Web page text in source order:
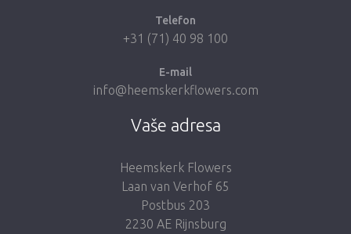
Telefon
+31 (71) 40 98 100
E-mail
info@heemskerkflowers.com
Vaše adresa
Heemskerk Flowers
Laan van Verhof 65
Postbus 203
2230 AE Rijnsburg